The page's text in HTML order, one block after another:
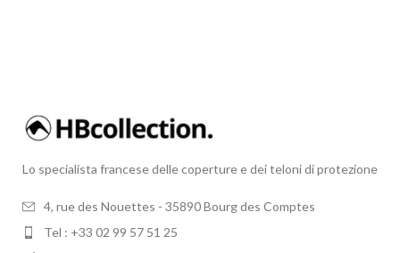
Lo specialista francese delle coperture e dei teloni di protezione
4, rue des Nouettes - 35890 Bourg des Comptes
Tel : +33 02 99 57 51 25